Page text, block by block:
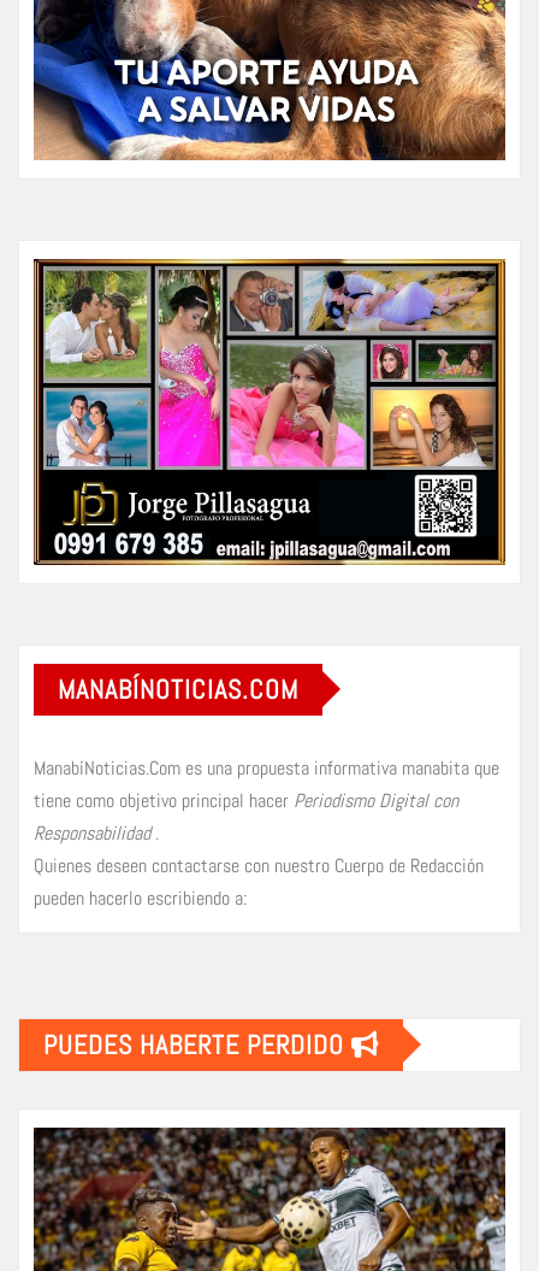
MANABÍNOTICIAS.COM
ManabíNoticias.Com es una propuesta informativa manabita que
tiene como objetivo principal hacer Periodismo Digital con
Responsabilidad.
Quienes deseen contactarse con nuestro Cuerpo de Redacción
pueden hacerlo escribiendo a:
PUEDES HABERTE PERDIDO